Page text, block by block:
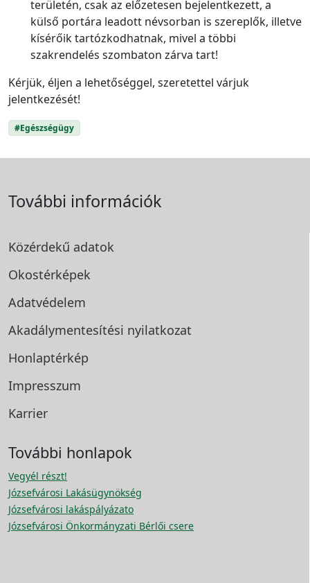
területén, csak az előzetesen bejelentkezett, a
külső portára leadott névsorban is szereplők, illetve
kísérőik tartózkodhatnak, mivel a többi
szakrendelés szombaton zárva tart!
Kérjük, éljen a lehetőséggel, szeretettel várjuk
jelentkezését!
#Egészségügy
További információk
Közérdekű adatok
Okostérképek
Adatvédelem
Akadálymentesítési nyilatkozat
Honlaptérkép
Impresszum
Karrier
További honlapok
Vegyél részt!
Józsefvárosi Lakásügynökség
Józsefvárosi lakáspályázato
Józsefvárosi Önkormányzati Bérlői csere